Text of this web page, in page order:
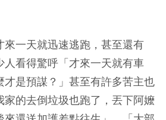
來一天就迅速逃跑，甚至還有
人看得驚呼「才來一天就有車
才是預謀？」甚至有許多苦主也
家的去倒垃圾也跑了，丟下阿嬤